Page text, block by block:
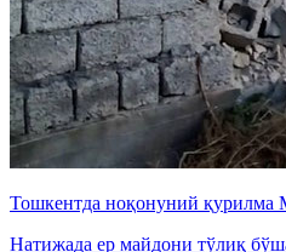
Тошкентда ноқонуний қурилма
Натижада ер майдони тўлиқ